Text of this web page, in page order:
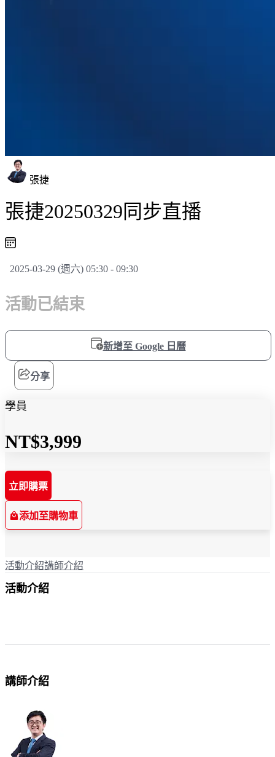
張捷
張捷20250329同步直播
2025-03-29 (週六) 05:30 - 09:30
活動已結束
新增至 Google 日曆
分享
學員
NT$3,999
立即購票
添加至購物車
活動介紹講師介紹
活動介紹
講師介紹